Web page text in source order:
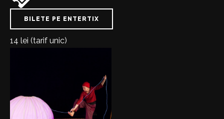
BILETE PE ENTERTIX
14 lei (tarif unic)